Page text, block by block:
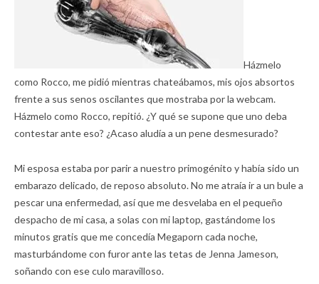
Házmelo
como Rocco, me pidió mientras chateábamos, mis ojos absortos
frente a sus senos oscilantes que mostraba por la webcam.
Házmelo como Rocco, repitió. ¿Y qué se supone que uno deba
contestar ante eso? ¿Acaso aludía a un pene desmesurado?
Mi esposa estaba por parir a nuestro primogénito y había sido un
embarazo delicado, de reposo absoluto. No me atraía ir a un bule a
pescar una enfermedad, así que me desvelaba en el pequeño
despacho de mi casa, a solas con mi laptop, gastándome los
minutos gratis que me concedía Megaporn cada noche,
masturbándome con furor ante las tetas de Jenna Jameson,
soñando con ese culo maravilloso.